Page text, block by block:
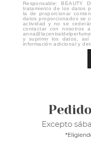
Responsable: BEAUTY
tratamiento de los datos
la de proporcionar
datos proporcionados se
actividad y no se
contactar con nosotros
y suprimir los datos, así
información adicional y